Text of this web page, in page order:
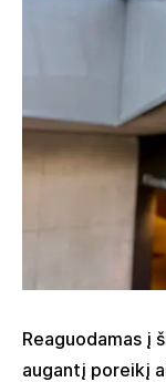
Reaguodamas į
augantį poreikį